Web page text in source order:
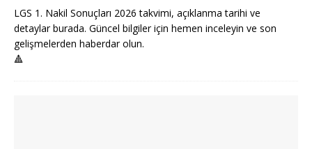
LGS 1. Nakil Sonuçları 2026 takvimi, açıklanma tarihi ve
detaylar burada. Güncel bilgiler için hemen inceleyin ve son
gelişmelerden haberdar olun.
🔺